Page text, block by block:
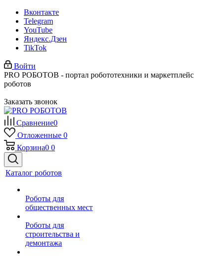
Вконтакте
Telegram
YouTube
Яндекс.Дзен
TikTok
Войти
PRO РОБОТОВ - портал робототехники и маркетплейс
роботов
Заказать звонок
Сравнение0
Отложенные 0
Корзина0 0
Каталог роботов
Роботы для
общественных мест
Роботы для
строительства и
демонтажа